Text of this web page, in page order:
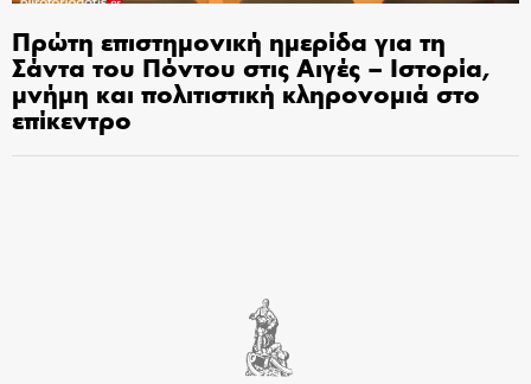
Πρώτη επιστημονική ημερίδα για τη
Σάντα του Πόντου στις Αιγές – Ιστορία,
μνήμη και πολιτιστική κληρονομιά στο
επίκεντρο